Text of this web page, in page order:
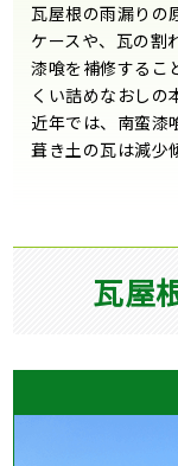
瓦屋根の雨漏りの
ケースや、瓦の割
漆喰を補修するこ
くい詰めなおしの
近年では、南蛮漆
葺き土の瓦は減少
瓦屋